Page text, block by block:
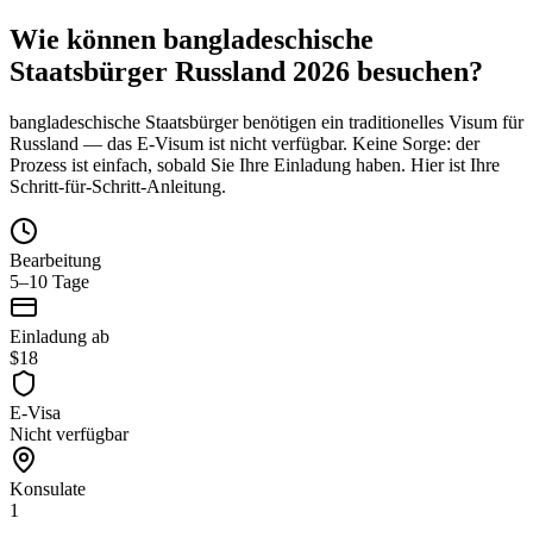
Wie können bangladeschische
Staatsbürger Russland 2026 besuchen?
bangladeschische Staatsbürger benötigen ein traditionelles Visum für
Russland — das E-Visum ist nicht verfügbar. Keine Sorge: der
Prozess ist einfach, sobald Sie Ihre Einladung haben. Hier ist Ihre
Schritt-für-Schritt-Anleitung.
Bearbeitung
5–10 Tage
Einladung ab
$18
E-Visa
Nicht verfügbar
Konsulate
1